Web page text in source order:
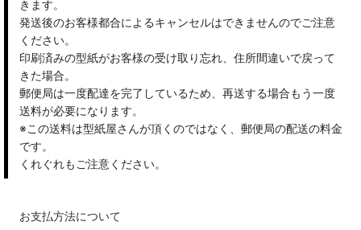
きます。
発送後のお客様都合によるキャンセルはできませんのでご注意
ください。
印刷済みの型紙がお客様の受け取り忘れ、住所間違いで戻って
きた場合。
郵便局は一度配達を完了しているため、再送する場合もう一度
送料が必要になります。
※この送料は型紙屋さんが頂くのではなく、郵便局の配送の料金
です。
くれぐれもご注意ください。
お支払方法について